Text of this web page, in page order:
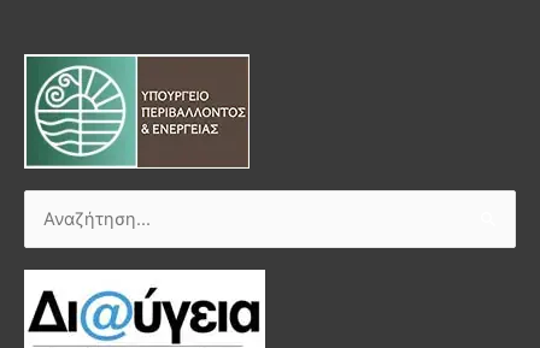
Αναζήτηση